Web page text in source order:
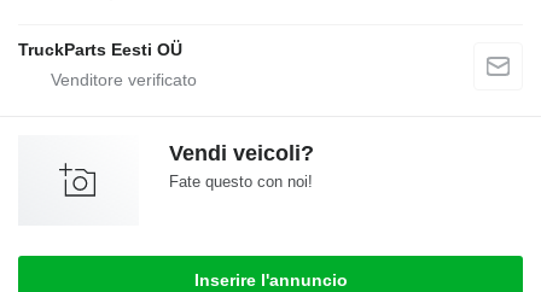
TruckParts Eesti OÜ
Vendi veicoli?
Fate questo con noi!
Inserire l'annuncio